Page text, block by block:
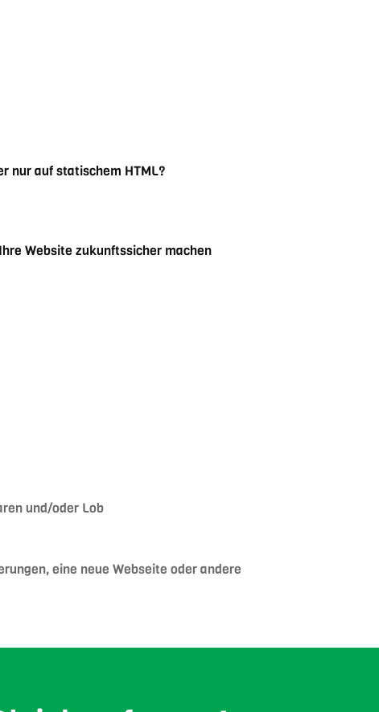
nur auf statischem HTML?
Website zukunftssicher machen
und/oder Lob
eine neue Webseite oder andere